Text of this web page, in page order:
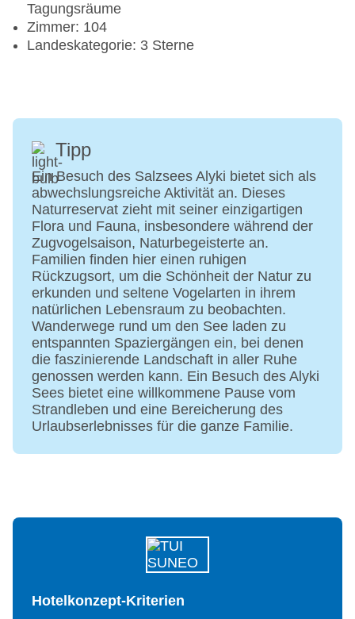
Tagungsräume
Zimmer: 104
Landeskategorie: 3 Sterne
Tipp
Ein Besuch des Salzsees Alyki bietet sich als
abwechslungsreiche Aktivität an. Dieses
Naturreservat zieht mit seiner einzigartigen
Flora und Fauna, insbesondere während der
Zugvogelsaison, Naturbegeisterte an.
Familien finden hier einen ruhigen
Rückzugsort, um die Schönheit der Natur zu
erkunden und seltene Vogelarten in ihrem
natürlichen Lebensraum zu beobachten.
Wanderwege rund um den See laden zu
entspannten Spaziergängen ein, bei denen
die faszinierende Landschaft in aller Ruhe
genossen werden kann. Ein Besuch des Alyki
Sees bietet eine willkommene Pause vom
Strandleben und eine Bereicherung des
Urlaubserlebnisses für die ganze Familie.
Hotelkonzept-Kriterien